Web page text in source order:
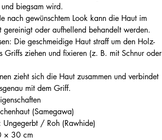
biegsam wird.
nach gewünschtem Look kann die Haut im
gereinigt oder aufhellend behandelt werden.
Die geschmeidige Haut straff um den Holz-
Griffs ziehen und fixieren (z. B. mit Schnur oder
zieht sich die Haut zusammen und verbindet
mit dem Griff.
(Samegawa)
Ungegerbt / Roh (Rawhide)
× 30 cm